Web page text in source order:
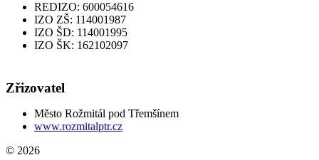
REDIZO: 600054616
IZO ZŠ: 114001987
IZO ŠD: 114001995
IZO ŠK: 162102097
Zřizovatel
Město Rožmitál pod Třemšínem
www.rozmitalptr.cz
© 2026